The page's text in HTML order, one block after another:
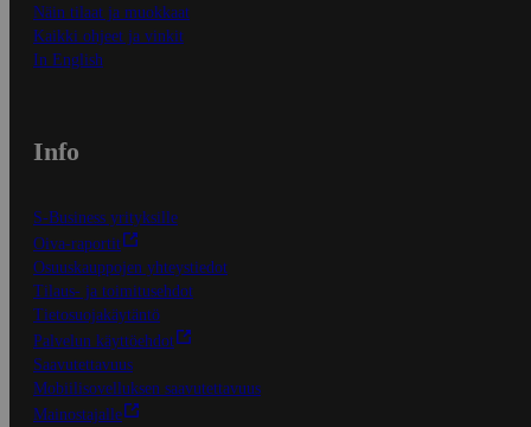
Näin tilaat ja muokkaat
Kaikki ohjeet ja vinkit
In English
Info
S-Business yrityksille
Oiva-raportit
Osuuskauppojen yhteystiedot
Tilaus- ja toimitusehdot
Tietosuojakäytäntö
Palvelun käyttöehdot
Saavutettavuus
Mobiilisovelluksen saavutettavuus
Mainostajalle